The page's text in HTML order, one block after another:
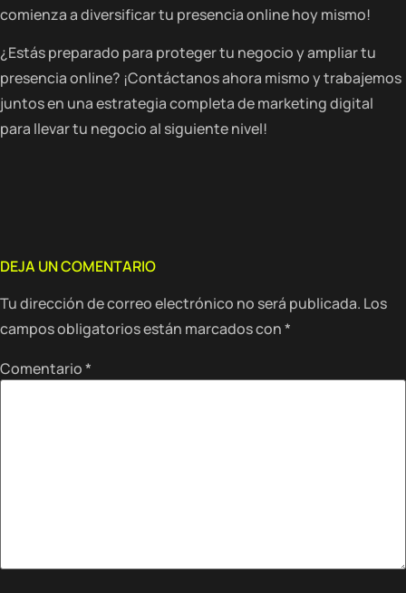
comienza a diversificar tu presencia online hoy mismo!
¿Estás preparado para proteger tu negocio y ampliar tu
presencia online? ¡Contáctanos ahora mismo y trabajemos
juntos en una estrategia completa de marketing digital
para llevar tu negocio al siguiente nivel!
DEJA UN COMENTARIO
Tu dirección de correo electrónico no será publicada. Los
campos obligatorios están marcados con*
Comentario*